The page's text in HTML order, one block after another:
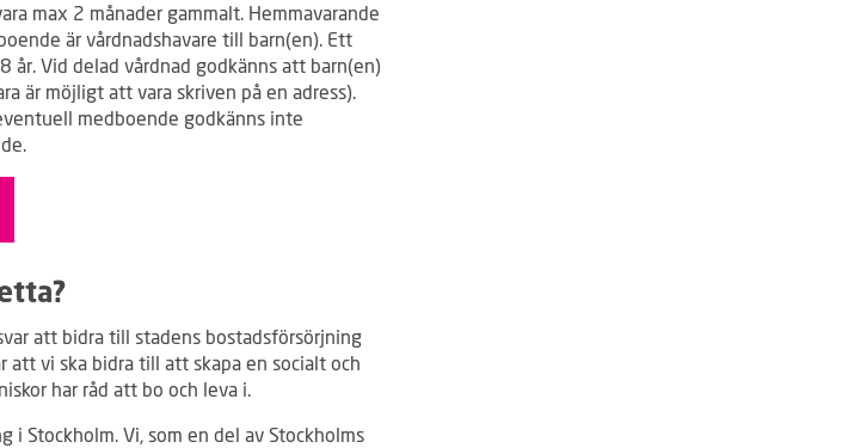
max 2 månader gammalt. Hemmavarande
är vårdnadshavare till barn(en). Ett
år. Vid delad vårdnad godkänns att barn(en)
är möjligt att vara skriven på en adress).
medboende godkänns inte
att bidra till stadens bostadsförsörjning
vi ska bidra till att skapa en socialt och
har råd att bo och leva i.
i Stockholm. Vi, som en del av Stockholms